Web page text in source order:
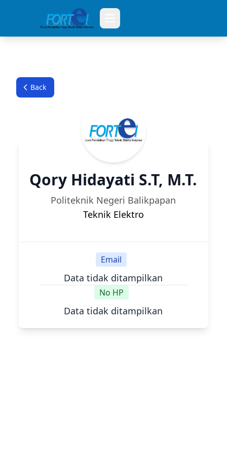
Back
Qory Hidayati S.T, M.T.
Politeknik Negeri Balikpapan
Teknik Elektro
Email
Data tidak ditampilkan
No HP
Data tidak ditampilkan